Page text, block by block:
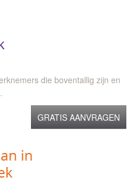
die boventallig zijn en
GRATIS AANVRAGEN